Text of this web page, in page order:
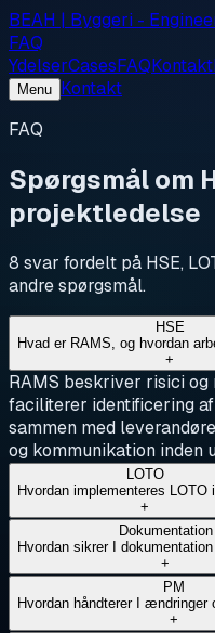
BEAH | Byggeri -
FAQ
YdelserCasesFAQKontakt
Menu Kontakt
FAQ
Spørgsmål om
projektledelse
8 svar fordelt på HSE,
andre spørgsmål.
HSE
Hvad er RAMS, og hvordan
+
RAMS beskriver risici
faciliterer identificering
sammen med
og kommunikation inden
LOTO
Hvordan implementeres LOTO
+
Dokumentation
Hvordan sikrer I
+
PM
Hvordan håndterer I ændringer
+